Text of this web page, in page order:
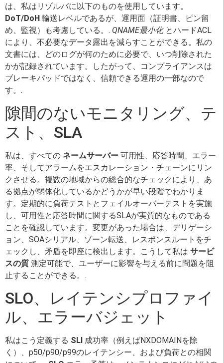
は、私はリゾルバに以下のものを使用しています。
DoT/DoH 輸送レベルであるが、運用面（証明書、ピン留
め、監視）も考慮している。. QNAME最小化とハードACL
により、不必要なデータ露出を減らすことができる。私の
文書には、どのログが何のために必要で、いつ削除された
かが記録されています。したがって、コンプライアンスは
ブレーキパッドではなく、信頼できる運用の一部なので
す。.
隙間のないモニタリング、テ
スト、SLA
私は、すべての ネームサーバー 可用性、応答時間、エラー
率、そしてアラームをエスカレーション・チェーンにリン
クさせる。複数の地域からの総合的なチェックにより、あ
る拠点が弱体化しているかどうかが早い段階でわかりま
す。定期的に負荷テストとフェイルオーバーテストを実施
し、可用性と応答時間に関するSLAが実質的なものである
ことを確認しています。変更があった場合は、デリゲーシ
ョン、SOAシリアル、ゾーン転送、レスポンスルートをチ
ェックし、矛盾を即座に検出します。こうして私は サービ
スの質 測定可能で、ユーザーに影響を与える前に問題を阻
止することができる。.
SLO、レイテンシプロファイ
ル、エラーバジェット
私はこう定義する SLI 成功率（例えばNXDOMAINを除
く）、p50/p90/p99のレイテンシー、および負荷との相関